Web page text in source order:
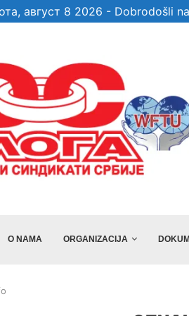
август 8 2026 - Dobrodošli
Bez članova, aktivista i
O NAMA ORGANIZACIJA